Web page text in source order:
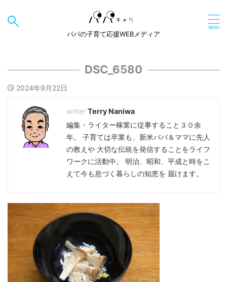
パパの子育て応援WEBメディア
DSC_6580
2024年9月22日
Terry Naniwa
編集・ライター稼業に従事すること３０余
年。 子育ては卒業も、新米パパ＆ママに先人
の教えや 大切な伝統を発信することをライフ
ワークに活動中。 明治、昭和、平成と時をこ
えて今も息づく暮らしの知恵を 届けます。